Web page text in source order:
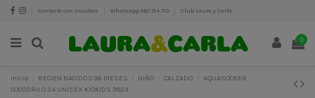
Contacte con nosotros Whatsapp 687 314 713 Club Laura y Carla
0
Inicio RECIEN NACIDO 0 36 MESES NIÑO CALZADO
AQUASOCKER
COCODRILO 24 UNISEX KIOKIDS 3823